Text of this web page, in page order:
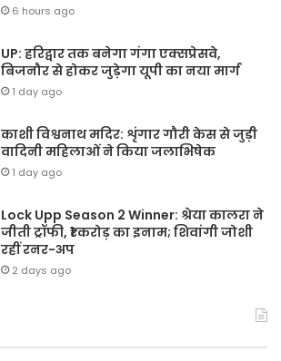
6 hours ago
UP: हरिद्वार तक बनेगा गंगा एक्सप्रेसवे,
बिजनौर से होकर जुड़ेगा यूपी का नया मार्ग
1 day ago
काशी विश्वनाथ मदिर: शृंगार गौरी केस से जुड़ी
वादिनी महिलाओं ने किया जलाभिषेक
1 day ago
Lock Upp Season 2 Winner: श्रेया कालरा ने
जीती ट्रॉफी, ₹1 करोड़ का इनाम; शिवांगी जोशी
रहीं रनर-अप
2 days ago